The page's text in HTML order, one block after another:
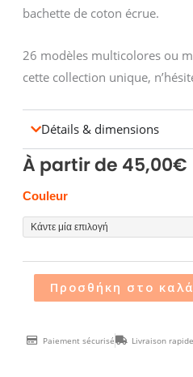
bachette de coton écrue.
26 modèles multicolores ou
cette collection unique,
Détails & dimensions
À partir de 45,00€
Couleur
Coussins
PENELOPE
ποσότητα
Προσθήκη στο
Paiement sécurisé Livraison rapide